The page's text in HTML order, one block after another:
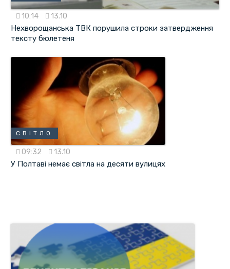
10:14 13.10
Нехворощанська ТВК порушила строки затвердження
тексту бюлетеня
СВІТЛО
09:32 13.10
У Полтаві немає світла на десяти вулицях